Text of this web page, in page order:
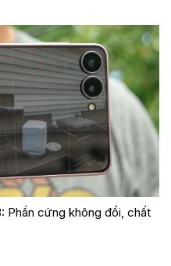
Phần cứng không đổi, chất